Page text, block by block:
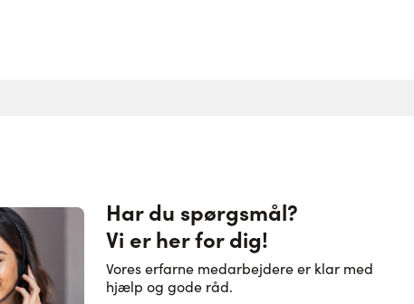
Har du spørgsmål?
Vi er her for dig!
Vores erfarne medarbejdere er klar med
hjælp og gode råd.